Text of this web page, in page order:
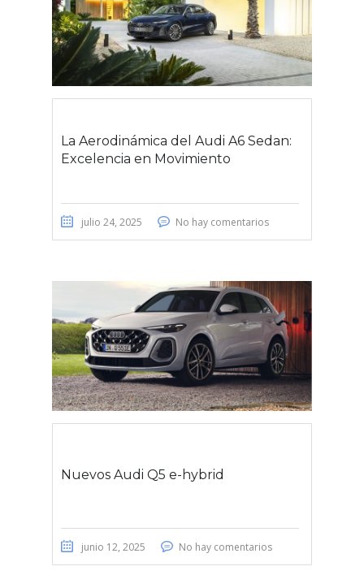
La Aerodinámica del Audi A6 Sedan:
Excelencia en Movimiento
julio 24, 2025 No hay comentarios
Nuevos Audi Q5 e-hybrid
junio 12, 2025 No hay comentarios